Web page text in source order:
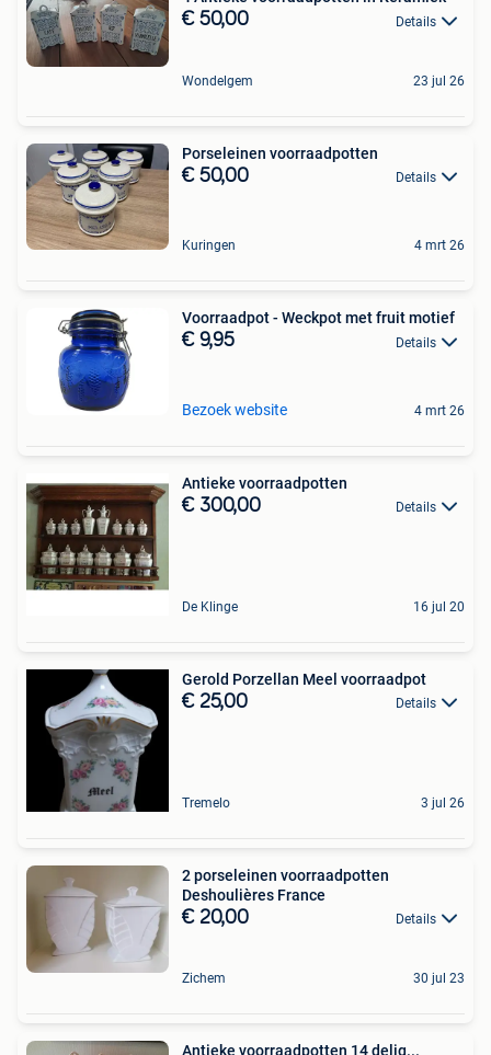
€ 50,00 Details
Wondelgem 23 jul 26
Porseleinen voorraadpotten
€ 50,00 Details
Kuringen 4 mrt 26
Voorraadpot - Weckpot met fruit motief
€ 9,95 Details
Bezoek website 4 mrt 26
Antieke voorraadpotten
€ 300,00 Details
De Klinge 16 jul 20
Gerold Porzellan Meel voorraadpot
€ 25,00 Details
Tremelo 3 jul 26
2 porseleinen voorraadpotten
Deshoulières France
€ 20,00 Details
Zichem 30 jul 23
Antieke voorraadpotten 14 delig...